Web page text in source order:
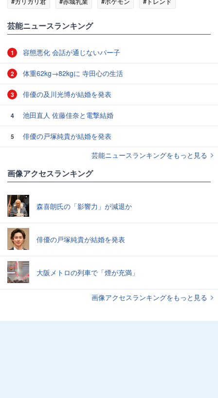
芸能ニュースランキング
1 容態悪化 会話が通じないパー子
2 体重62kg→82kgに 寺田心の生活
3 俳優の及川光博が結婚を発表
4 池田直人 佐藤佳奈と電撃結婚
5
俳優の戸塚純貴が結婚を発表
芸能ニュースランキングをもっと見る
画像アクセスランキング
森喜朗氏の「影響力」が減退か
俳優の戸塚純貴が結婚を発表
大阪メトロの列車で「煙が充満」
画像アクセスランキングをもっと見る